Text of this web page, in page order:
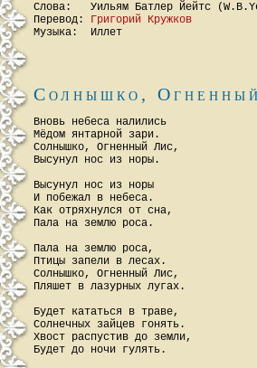
Слова:   Уильям Батлер Йейтс
Перевод: Григорий Кружков
Солнышко,
Вновь небеса налились
Мёдом янтарной зари.
Солнышко, Огненный Лис,
Высунул нос из норы.
Высунул нос из норы
И побежал в небеса.
Как отряхнулся от сна,
Пала на землю роса.
Пала на землю роса,
Птицы запели в лесах.
Солнышко, Огненный Лис,
Пляшет в лазурных лугах.
Будет кататься в траве,
Солнечных зайцев гонять.
Хвост распустив до земли,
Будет до ночи гулять.